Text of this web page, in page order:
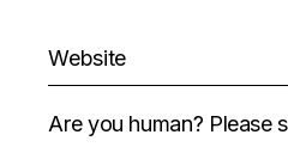
Are you human? Please